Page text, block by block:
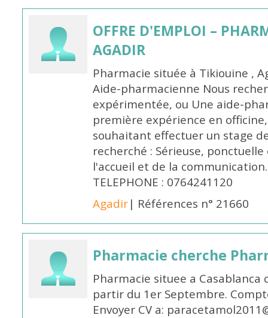
OFFRE D'EMPLOI –
AGADIR
Pharmacie située à Tikiouine ,
Aide-pharmacienne Nous
expérimentée, ou Une aide-
première expérience en
souhaitant effectuer un stage
recherché : Sérieuse,
l'accueil et de la
TELEPHONE : 0764241120
Agadir| Références n° 21660
Pharmacie cherche
Pharmacie situee a
partir du 1er Septembre.
Envoyer CV a: